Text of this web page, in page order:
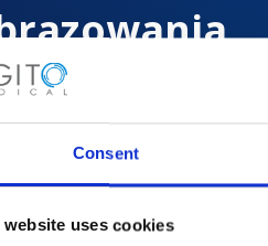
Consent
website uses cookies
z dużą
nowych i
części do
Siemens, GE i